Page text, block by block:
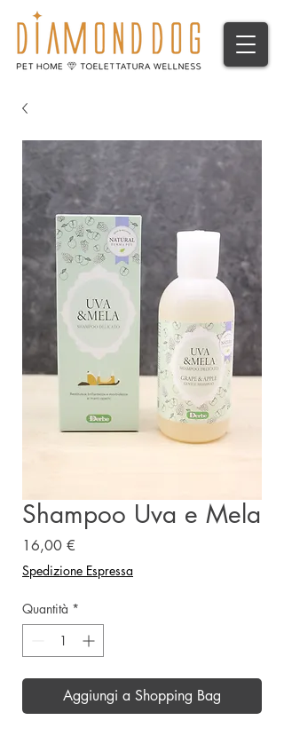
Shampoo Uva e Mela
16,00 €
Spedizione Espressa
Quantità *
Aggiungi a Shopping Bag